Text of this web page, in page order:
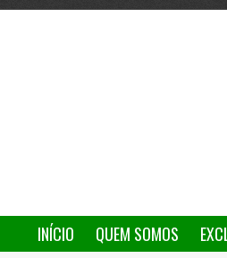
INÍCIO QUEM SOMOS